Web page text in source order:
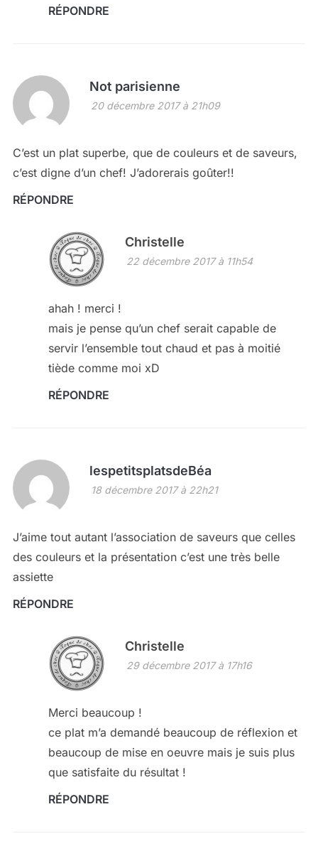
RÉPONDRE
Not parisienne
20 décembre 2017 à 21h09
C’est un plat superbe, que de couleurs et de saveurs,
c’est digne d’un chef! J’adorerais goûter!!
RÉPONDRE
Christelle
22 décembre 2017 à 11h54
ahah ! merci !
mais je pense qu’un chef serait capable de
servir l’ensemble tout chaud et pas à moitié
tiède comme moi xD
RÉPONDRE
lespetitsplatsdeBéa
18 décembre 2017 à 22h21
J’aime tout autant l’association de saveurs que celles
des couleurs et la présentation c’est une très belle
assiette
RÉPONDRE
Christelle
29 décembre 2017 à 17h16
Merci beaucoup !
ce plat m’a demandé beaucoup de réflexion et
beaucoup de mise en oeuvre mais je suis plus
que satisfaite du résultat !
RÉPONDRE